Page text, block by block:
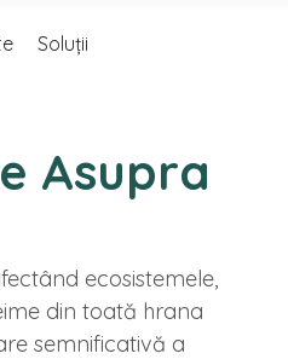
Soluții
Asupra
ecosistemele,
din toată hrana
semnificativă a